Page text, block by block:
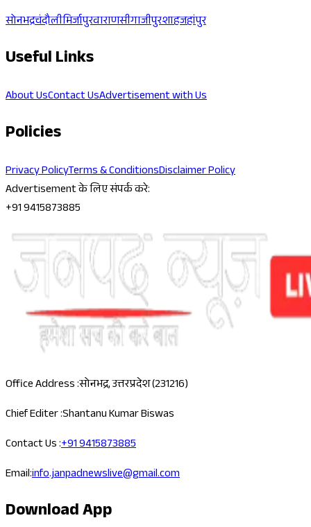
सोनभद्रचंदौलीमिर्जापुरवाराणसीगाजीपुरशाहजहांपुर
Useful Links
About UsContact UsAdvertisement with Us
Policies
Privacy PolicyTerms & ConditionsDisclaimer Policy
Advertisement के लिए संपर्क करे:
+91 9415873885
Office Address :सोनभद्र, उत्तरप्रदेश (231216)
Chief Editer :Shantanu Kumar Biswas
Contact Us :+91 9415873885
Email:info.janpadnewslive@gmail.com
Download App